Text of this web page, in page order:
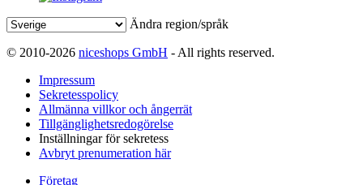
Ändra region/språk
© 2010-2026 niceshops GmbH - All rights reserved.
Impressum
Sekretesspolicy
Allmänna villkor och ångerrät
Tillgänglighetsredogörelse
Inställningar för sekretess
Avbryt prenumeration här
Företag